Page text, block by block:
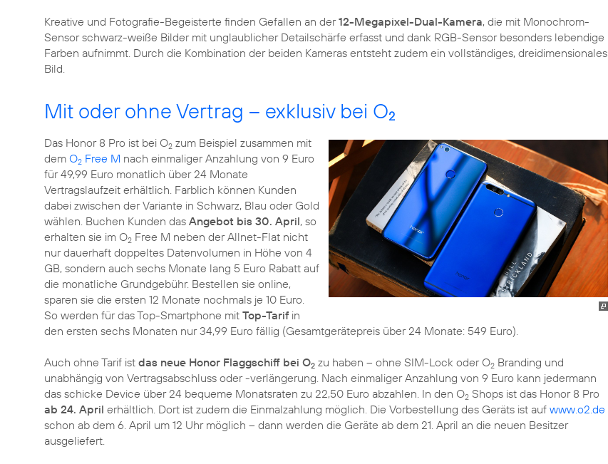
Kreative und Fotografie-Begeisterte finden Gefallen an der12-Megapixel-Dual-Kamera, die mit Monochrom-
Sensor schwarz-weiße Bilder mit unglaublicher Detailschärfe erfasst und dank RGB-Sensor besonders lebendige
Farben aufnimmt. Durch die Kombination der beiden Kameras entsteht zudem ein vollständiges, dreidimensionales
Bild.
Mit oder ohne Vertrag – exklusiv bei O2
Das Honor 8 Pro ist bei O2 zum Beispiel zusammen mit
dem O2 Free M nach einmaliger Anzahlung von 9 Euro
für 49,99 Euro monatlich über 24 Monate
Vertragslaufzeit erhältlich. Farblich können Kunden
dabei zwischen der Variante in Schwarz, Blau oder Gold
wählen. Buchen Kunden das Angebot bis 30. April, so
erhalten sie im O2 Free M neben der Allnet-Flat nicht
nur dauerhaft doppeltes Datenvolumen in Höhe von 4
GB, sondern auch sechs Monate lang 5 Euro Rabatt auf
die monatliche Grundgebühr. Bestellen sie online,
sparen sie die ersten 12 Monate nochmals je 10 Euro.
So werden für das Top-Smartphone mit Top-Tarif in
den ersten sechs Monaten nur 34,99 Euro fällig (Gesamtgerätepreis über 24 Monate: 549 Euro).
Auch ohne Tarif ist das neue Honor Flaggschiff bei O2 zu haben – ohne SIM-Lock oder O2 Branding und
unabhängig von Vertragsabschluss oder -verlängerung. Nach einmaliger Anzahlung von 9 Euro kann jedermann
das schicke Device über 24 bequeme Monatsraten zu 22,50 Euro abzahlen. In den O2 Shops ist das Honor 8 Pro
ab 24. April erhältlich. Dort ist zudem die Einmalzahlung möglich. Die Vorbestellung des Geräts ist auf www.o2.de
schon ab dem 6. April um 12 Uhr möglich – dann werden die Geräte ab dem 21. April an die neuen Besitzer
ausgeliefert.